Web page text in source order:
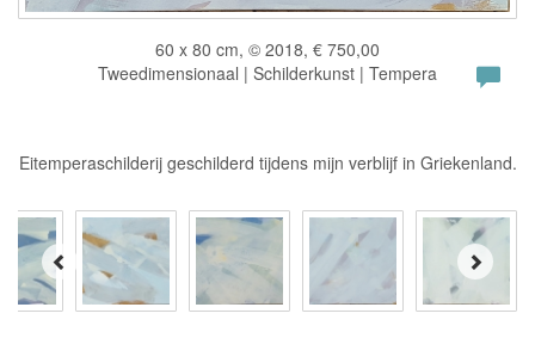
60 x 80 cm, © 2018, € 750,00
Tweedimensionaal | Schilderkunst | Tempera
Eitemperaschilderij geschilderd tijdens mijn verblijf in Griekenland.